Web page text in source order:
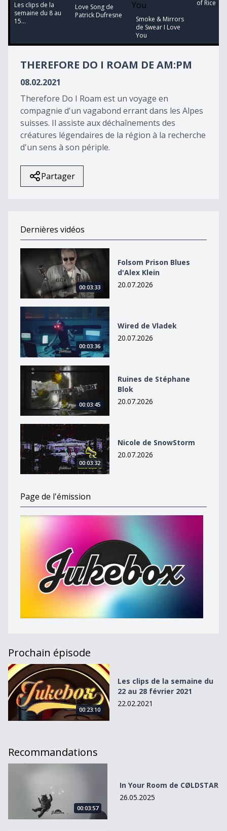
23
minutes,
17
Les clips de la
semaine du 8 au
15...
Love Song de
Patrick Dufresne
Smoke & Mirrors
de Swear I Love
You
of Rice
THEREFORE DO I ROAM DE AM:PM
08.02.2021
Therefore Do I Roam est un voyage en
compagnie d'un vagabond errant dans les Alpes
suisses. Il assiste aux déchaînements des
créatures légendaires de la région à la recherche
d'un sens à son périple.
Partager
Dernières vidéos
Folsom Prison Blues d&#039;Alex Klein
00:03:33
Folsom Prison Blues
d'Alex Klein
20.07.2026
Wired de Vladek
00:03:36
Wired de Vladek
20.07.2026
Ruines de Stéphane Blok
00:03:45
Ruines de Stéphane
Blok
20.07.2026
Nicole de SnowStorm
00:03:32
Nicole de SnowStorm
20.07.2026
Page de l'émission
Prochain épisode
Les clips de la semaine du 22 au 28 février 2021
00:23:10
Les clips de la semaine du
22 au 28 février 2021
22.02.2021
Recommandations
In Your Room de CØLDSTAR
00:03:57
In Your Room de CØLDSTAR
26.05.2025